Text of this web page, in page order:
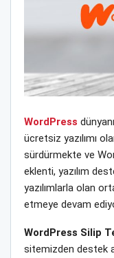
WordPress
ücretsiz yazılımı
sürdürmekte ve
eklenti, yazılım
yazılımlarla olan
etmeye devam
WordPress Silip
sitemizden destek